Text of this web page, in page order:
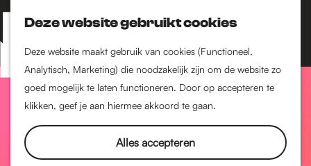
Deze website gebruikt cookies
Deze website maakt gebruik van cookies (Functioneel,
Analytisch, Marketing) die noodzakelijk zijn om de website zo
goed mogelijk te laten functioneren. Door op accepteren te
klikken, geef je aan hiermee akkoord te gaan.
Alles accepteren
Z
o
e
k
e
K
a
a
r
t
M
e
n
Nijmegen-Nieuw-West
Dukenburg
Lindenholt
Historie
De oudste stad van
Nederland